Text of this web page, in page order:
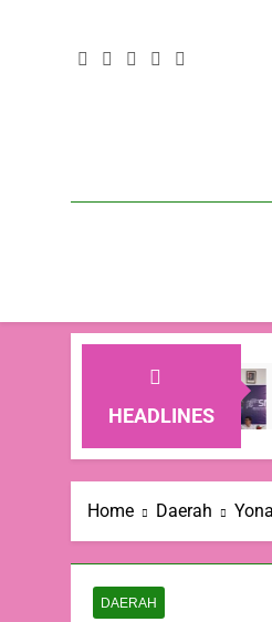
HEADLINES
Wali Kota
2 Hari Ago
Home Daerah
DAERAH